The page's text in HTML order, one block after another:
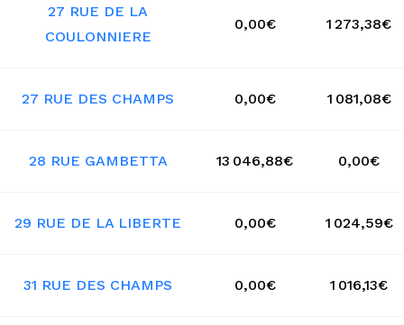
27 RUE DE LA
COULONNIERE
0,00€ 1 273,38€
27 RUE DES CHAMPS 0,00€ 1 081,08€
28 RUE GAMBETTA 13 046,88€ 0,00€
29 RUE DE LA LIBERTE 0,00€ 1 024,59€
31 RUE DES CHAMPS 0,00€ 1 016,13€